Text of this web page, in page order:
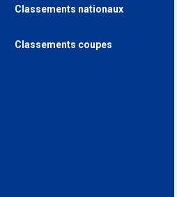
Classements nationaux
Classements coupes